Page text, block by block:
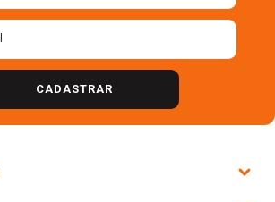
CADASTRAR